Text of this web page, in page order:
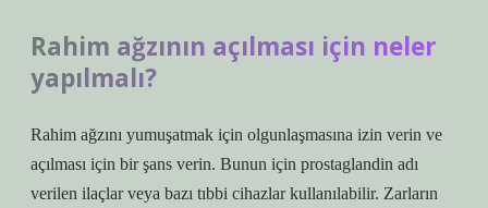
Rahim ağzının açılması için neler
yapılmalı?
Rahim ağzını yumuşatmak için olgunlaşmasına izin verin ve
açılması için bir şans verin. Bunun için prostaglandin adı
verilen ilaçlar veya bazı tıbbi cihazlar kullanılabilir. Zarların